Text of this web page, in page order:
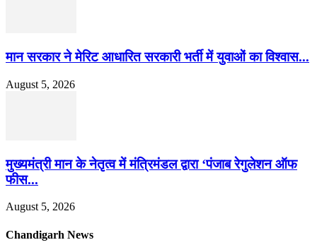
मान सरकार ने मेरिट आधारित सरकारी भर्ती में युवाओं का विश्वास...
August 5, 2026
मुख्यमंत्री मान के नेतृत्व में मंत्रिमंडल द्वारा ‘पंजाब रेगुलेशन ऑफ
फीस...
August 5, 2026
Chandigarh News